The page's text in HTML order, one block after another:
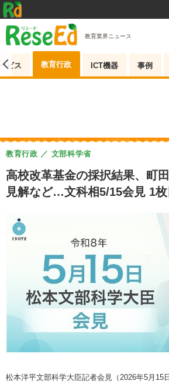
教育業界ニュース
ビス 教育行政 ICT機器 事例
高校改革基金の採択結果、町
見解など…文科相5/15会見 1
教育行政 文部科学省
松本洋平文部科学大臣記者会見（2026年5月15日